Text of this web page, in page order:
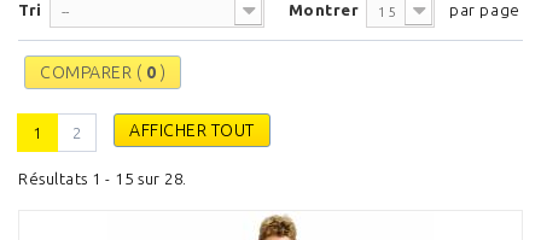
Tri -- Montrer 15 par page
COMPARER ( 0 )
AFFICHER TOUT
1 2
Résultats 1 - 15 sur 28.